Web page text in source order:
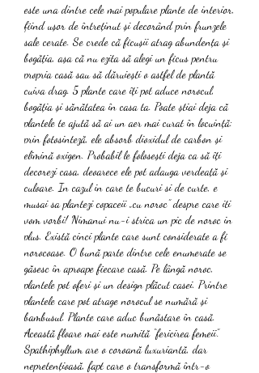
este una dintre cele mai populare plante de interior,
fiind ușor de întreținut și decorând prin frunzele
sale cerate. Se crede că ficușii atrag abundența și
bogăția, așa că nu ezita să alegi un ficus pentru
propria casă sau să dăruiești o astfel de plantă
cuiva drag. 5 plante care îți pot aduce norocul,
bogăția și sănătatea în casa ta. Poate știai deja că
plantele te ajută să ai un aer mai curat în locuință:
prin fotosinteză, ele absorb dioxidul de carbon și
elimină oxigen. Probabil le folosești deja ca să îți
decorezi casa, deoarece ele pot adauga verdeață și
culoare. In cazul in care te bucuri si de curte, e
musai sa plantezi copaceii „cu noroc” despre care iti
vom vorbi! Nimanui nu-i strica un pic de noroc in
plus. Există cinci plante care sunt considerate a fi
norocoase. O bună parte dintre cele enumerate se
găsesc în aproape fiecare casă. Pe lângă noroc,
plantele pot oferi și un design plăcut casei. Printre
plantele care pot atrage norocul se numără și
bambusul. Plante care aduc bunăstare în casă.
Această floare mai este numită “fericirea femeii”.
Spathiphyllum are o coroană luxuriantă, dar
nepretențioasă, fapt care o transformă într-o